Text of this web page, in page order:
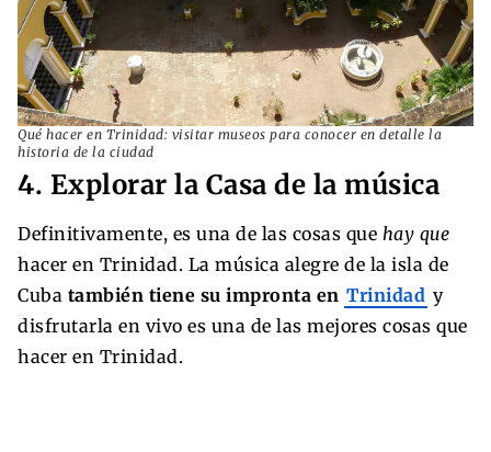
Qué hacer en Trinidad: visitar museos para conocer en detalle la
historia de la ciudad
4. Explorar la Casa de la música
Definitivamente, es una de las cosas que hay que
hacer en Trinidad. La música alegre de la isla de
Cuba también tiene su impronta en Trinidad y
disfrutarla en vivo es una de las mejores cosas que
hacer en Trinidad.